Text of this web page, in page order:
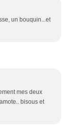
un bouquin...et
mes deux
bisous et